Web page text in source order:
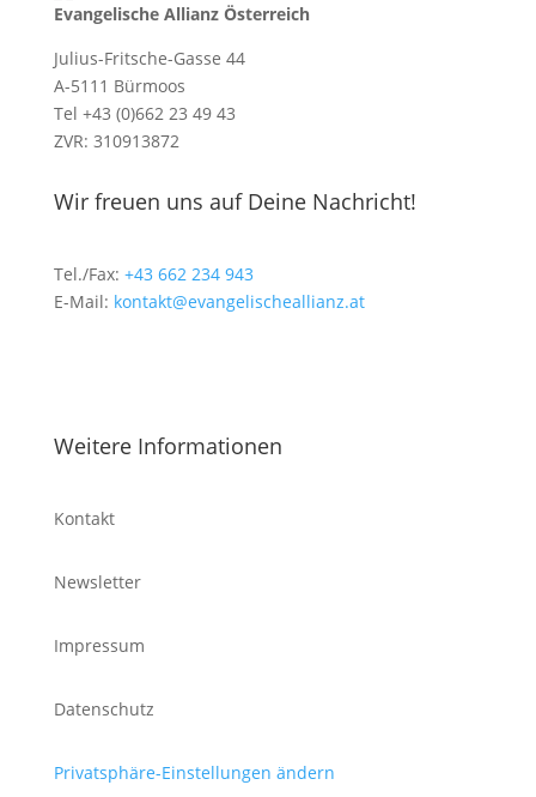
Evangelische Allianz Österreich
Julius-Fritsche-Gasse 44
A-5111 Bürmoos
Tel +43 (0)662 23 49 43
ZVR: 310913872
Wir freuen uns auf Deine Nachricht!
Tel./Fax: +43 662 234 943
E-Mail: kontakt@evangelischeallianz.at
Weitere Informationen
Kontakt
Newsletter
Impressum
Datenschutz
Privatsphäre-Einstellungen ändern